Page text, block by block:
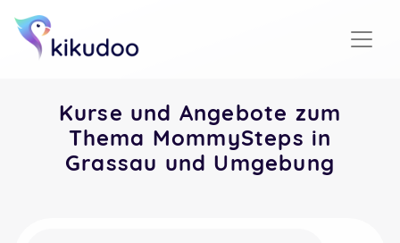
Kurse und Angebote zum
Thema MommySteps in
Grassau und Umgebung